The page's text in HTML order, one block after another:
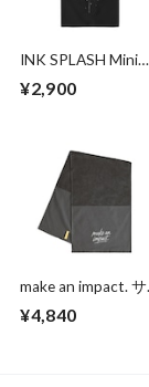
INK SPLASH Mini
Eco Bag
¥2,900
make an impact. サ
¥4,840